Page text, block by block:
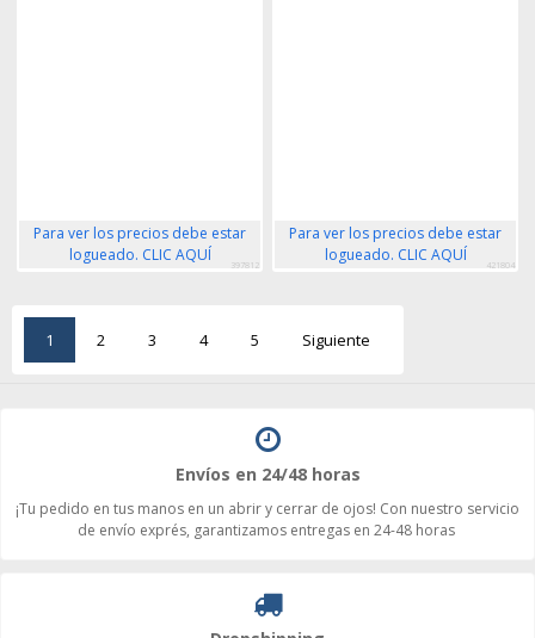
Para ver los precios debe estar
logueado. CLIC AQUÍ
397812
Para ver los precios debe estar
logueado. CLIC AQUÍ
421804
1 2 3 4 5 Siguiente
Envíos en 24/48 horas
¡Tu pedido en tus manos en un abrir y cerrar de ojos! Con nuestro servicio
de envío exprés, garantizamos entregas en 24-48 horas